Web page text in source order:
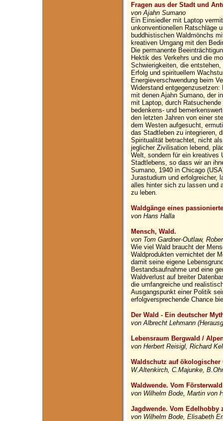
Fragen aus der Stadt und
von Ajahn Sumano
Ein Einsiedler mit Laptop
unkonventionellen Ratschläge
buddhistischen Waldmönchs
kreativen Umgang mit den
Die permanente
Hektik des Verkehrs und die
Schwierigkeiten, die
Erfolg und spirituellem
Energieverschwendung beim
Widerstand
mit denen Ajahn Sumano, der
mit Laptop, durch
bedenkens- und
den letzten Jahren von einer
dem Westen aufgesucht,
das Stadtleben zu integrieren,
Spiritualität betrachtet, nicht
jeglicher Zivilisation lebend,
Welt, sondern für ein kreatives
Stadtlebens, so dass wir an
Sumano, 1940 in Chicago
Jurastudium und erfolgreicher,
alles hinter sich zu lassen und
zu leben.
Waldgänge eines
von Hans Halla
Mensch, Wald.
von Tom Gardner-Outlaw,
Wie viel Wald braucht der
Waldprodukten vernichtet der
damit seine eigene
Bestandsaufnahme und eine
Waldverlust auf breiter
die umfangreiche und
Ausgangspunkt einer Politik
erfolgversprechende Chance
Der Wald - Ein deutscher
von Albrecht Lehmann
Lebensraum Bergwald /
von Herbert Reisigl, Richard
Waldschutz auf ökologischer
W.Altenkirch, C.Majunke,
Waldwende. Vom
von Wilhelm Bode, Martin von
Jagdwende. Vom Edelhobby
von Wilhelm Bode, Elisabeth